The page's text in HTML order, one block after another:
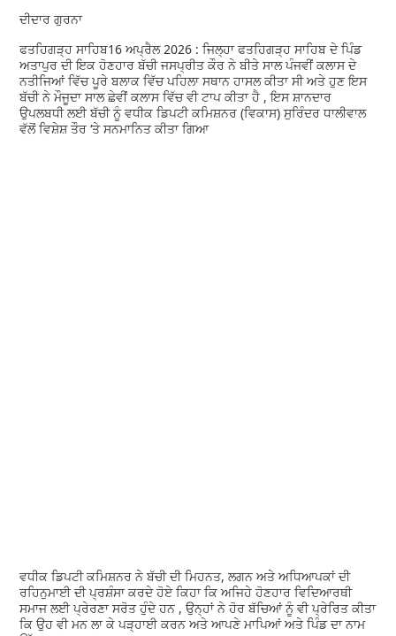
ਦੀਦਾਰ ਗੁਰਨਾ
ਫਤਹਿਗੜ੍ਹ ਸਾਹਿਬ16 ਅਪ੍ਰੈਲ 2026 : ਜਿਲ੍ਹਾ ਫਤਹਿਗੜ੍ਹ ਸਾਹਿਬ ਦੇ ਪਿੰਡ
ਅਤਾਪੁਰ ਦੀ ਇਕ ਹੋਣਹਾਰ ਬੱਚੀ ਜਸਪ੍ਰੀਤ ਕੌਰ ਨੇ ਬੀਤੇ ਸਾਲ ਪੰਜਵੀਂ ਕਲਾਸ ਦੇ
ਨਤੀਜਿਆਂ ਵਿੱਚ ਪੂਰੇ ਬਲਾਕ ਵਿੱਚ ਪਹਿਲਾ ਸਥਾਨ ਹਾਸਲ ਕੀਤਾ ਸੀ ਅਤੇ ਹੁਣ ਇਸ
ਬੱਚੀ ਨੇ ਮੌਜੂਦਾ ਸਾਲ ਛੇਵੀਂ ਕਲਾਸ ਵਿੱਚ ਵੀ ਟਾਪ ਕੀਤਾ ਹੈ , ਇਸ ਸ਼ਾਨਦਾਰ
ਉਪਲਬਧੀ ਲਈ ਬੱਚੀ ਨੂੰ ਵਧੀਕ ਡਿਪਟੀ ਕਮਿਸ਼ਨਰ (ਵਿਕਾਸ) ਸੁਰਿੰਦਰ ਧਾਲੀਵਾਲ
ਵੱਲੋਂ ਵਿਸ਼ੇਸ਼ ਤੌਰ ‘ਤੇ ਸਨਮਾਨਿਤ ਕੀਤਾ ਗਿਆ
ਵਧੀਕ ਡਿਪਟੀ ਕਮਿਸ਼ਨਰ ਨੇ ਬੱਚੀ ਦੀ ਮਿਹਨਤ, ਲਗਨ ਅਤੇ ਅਧਿਆਪਕਾਂ ਦੀ
ਰਹਿਨੁਮਾਈ ਦੀ ਪ੍ਰਸ਼ੰਸਾ ਕਰਦੇ ਹੋਏ ਕਿਹਾ ਕਿ ਅਜਿਹੇ ਹੋਣਹਾਰ ਵਿਦਿਆਰਥੀ
ਸਮਾਜ ਲਈ ਪ੍ਰੇਰਣਾ ਸਰੋਤ ਹੁੰਦੇ ਹਨ , ਉਨ੍ਹਾਂ ਨੇ ਹੋਰ ਬੱਚਿਆਂ ਨੂੰ ਵੀ ਪ੍ਰੇਰਿਤ ਕੀਤਾ
ਕਿ ਉਹ ਵੀ ਮਨ ਲਾ ਕੇ ਪੜ੍ਹਾਈ ਕਰਨ ਅਤੇ ਆਪਣੇ ਮਾਪਿਆਂ ਅਤੇ ਪਿੰਡ ਦਾ ਨਾਮ